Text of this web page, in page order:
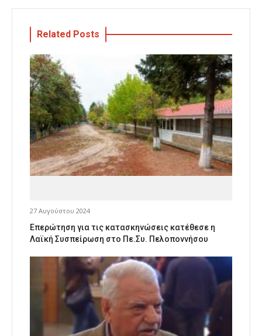
Related Posts
27 Αυγούστου 2024
Επερώτηση για τις κατασκηνώσεις κατέθεσε η
Λαϊκή Συσπείρωση στο Πε.Συ. Πελοποννήσου